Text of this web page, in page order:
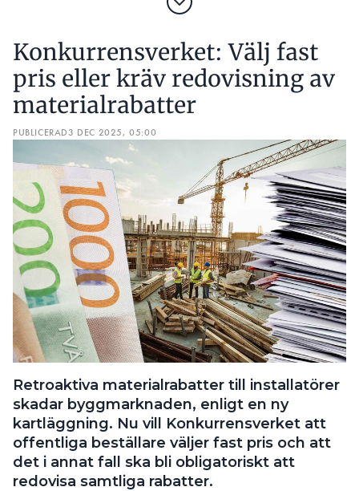
Konkurrensverket: Välj fast
pris eller kräv redovisning av
materialrabatter
PUBLICERAD3 DEC 2025, 05:00
Retroaktiva materialrabatter till installatörer
skadar byggmarknaden, enligt en ny
kartläggning. Nu vill Konkurrensverket att
offentliga beställare väljer fast pris och att
det i annat fall ska bli obligatoriskt att
redovisa samtliga rabatter.